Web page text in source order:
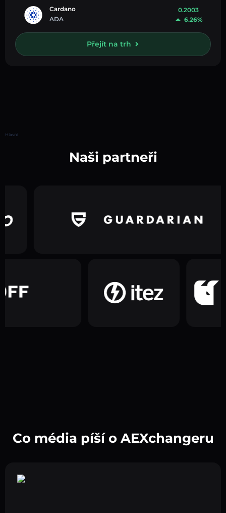
Cardano
ADA
0.2003
6.26%
Přejít na trh
Hlavní
Naši partneři
Co média píší o AEXchangeru